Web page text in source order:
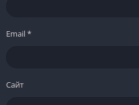
Email*
Сайт